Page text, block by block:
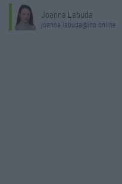
Joanna Labuda
joanna.labuda@ino.online